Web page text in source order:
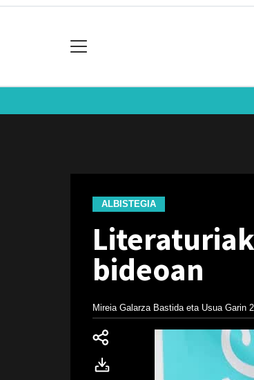
ALBISTEGIA
bideoan
Mireia Galarza Bastida eta Usua Garin